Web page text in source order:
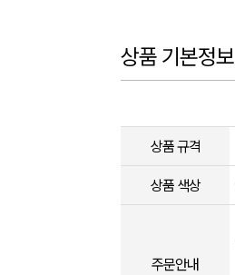
상품 기본정보
상품 규격
상품 색상
주문안내